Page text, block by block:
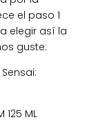
el paso 1
elegir así la
guste:
125 ML